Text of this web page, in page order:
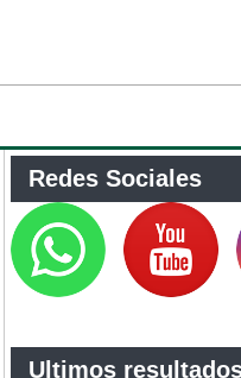
Redes Sociales
Ultimos